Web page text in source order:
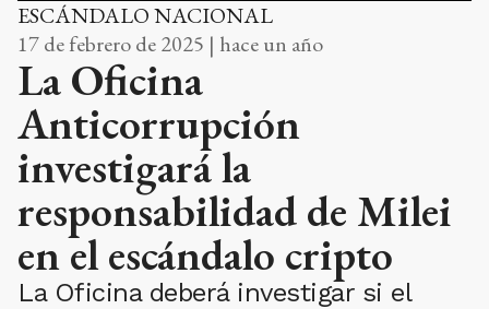
ESCÁNDALO NACIONAL
17 de febrero de 2025 | hace un año
La Oficina
Anticorrupción
investigará la
responsabilidad de Milei
en el escándalo cripto
La Oficina deberá investigar si el